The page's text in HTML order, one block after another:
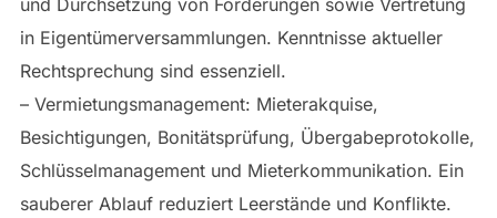
und Durchsetzung von Forderungen sowie Vertretung
in Eigentümerversammlungen. Kenntnisse aktueller
Rechtsprechung sind essenziell.
– Vermietungsmanagement: Mieterakquise,
Besichtigungen, Bonitätsprüfung, Übergabeprotokolle,
Schlüsselmanagement und Mieterkommunikation. Ein
sauberer Ablauf reduziert Leerstände und Konflikte.